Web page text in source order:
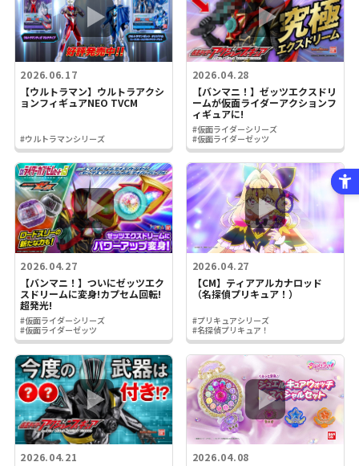
2026.06.17
【ウルトラマン】ウルトラアクシ
ョンフィギュアNEO TVCM
#ウルトラマンシリーズ
2026.04.28
【バンマニ！】ゼッツエクスドリ
ームが仮面ライダーアクションフ
ィギュアに!
#仮面ライダーシリーズ
#仮面ライダーゼッツ
2026.04.27
【バンマニ！】ついにゼッツエク
スドリームに変身!カプセム回転!
超発光!
#仮面ライダーシリーズ
#仮面ライダーゼッツ
2026.04.27
【CM】ティアアルカナロッド
（名探偵プリキュア！）
#プリキュアシリーズ
#名探偵プリキュア！
2026.04.21
2026.04.08